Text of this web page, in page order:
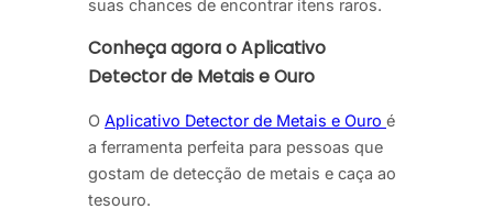
suas chances de encontrar itens raros.
Conheça agora o Aplicativo
Detector de Metais e Ouro
O Aplicativo Detector de Metais e Ouro é
a ferramenta perfeita para pessoas que
gostam de detecção de metais e caça ao
tesouro.